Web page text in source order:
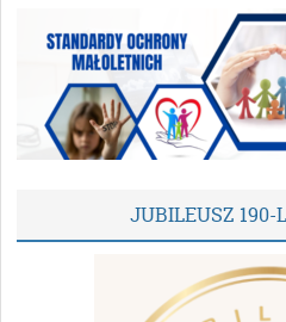
JUBILEUSZ 190-